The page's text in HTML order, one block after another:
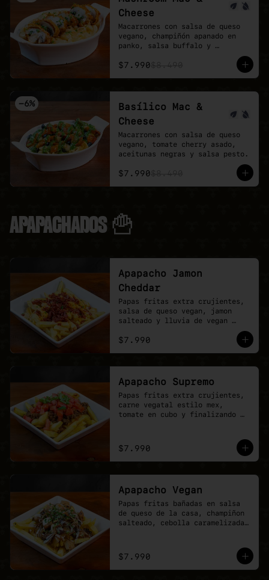
Cheese
Macarrones con salsa de queso
vegano, champiñón apanado en
panko, salsa buffalo y
$7.990
-6%
Basílico Mac &
Cheese
Macarrones con salsa de queso
vegano, tomate cherry asado,
aceitunas negras y salsa pesto.
$7.990
APAPACHADOS 🍟
Apapacho Jamon
Cheddar
Papas fritas extra crujientes,
salsa de queso vegan, jamon
salteado y lluvia de vegan
$7.990
Apapacho Supremo
Papas fritas extra crujientes,
carne vegatal estilo mex,
tomate en cubo y finalizando
$7.990
Apapacho Vegan
Papas fritas bañadas en salsa
de queso de la casa, champiñon
salteado, cebolla caramelizada,
$7.990